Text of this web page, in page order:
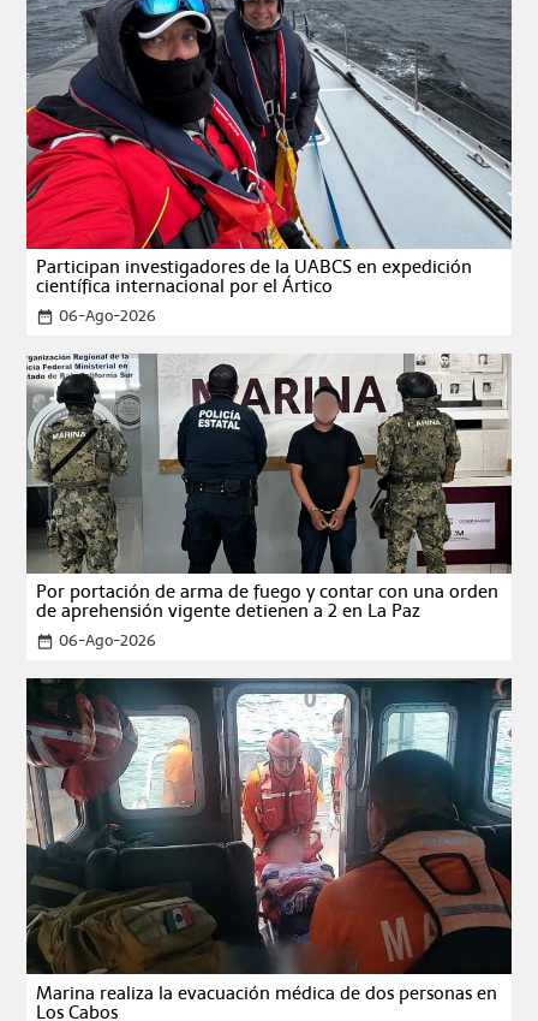
Participan investigadores de la UABCS en expedición
científica internacional por el Ártico
date_range 06-Ago-2026
Por portación de arma de fuego y contar con una orden
de aprehensión vigente detienen a 2 en La Paz
date_range 06-Ago-2026
Marina realiza la evacuación médica de dos personas en
Los Cabos